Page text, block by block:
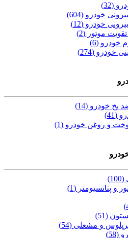
(32)
خودرو (604)
خودرو (12)
موتور (2)
خودرو (6)
خودرو (274)
یخ خودرو (14)
(41)
و روغن خودرو (1)
و پتانسیومتر (1)
(51)
و مشعلی (54)